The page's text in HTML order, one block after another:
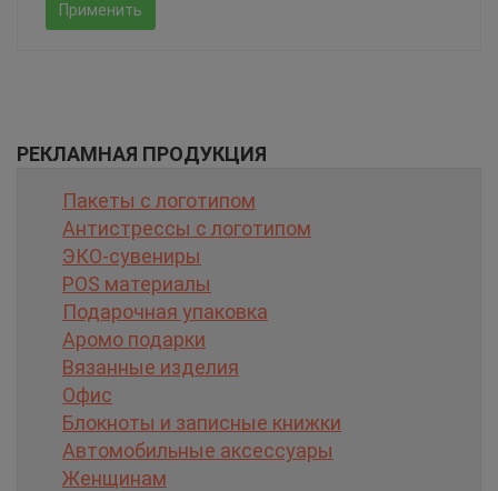
Применить
РЕКЛАМНАЯ ПРОДУКЦИЯ
Пакеты с логотипом
Антистрессы с логотипом
ЭКО-сувениры
POS материалы
Подарочная упаковка
Аромо подарки
Вязанные изделия
Офис
Блокноты и записные книжки
Автомобильные аксессуары
Женщинам